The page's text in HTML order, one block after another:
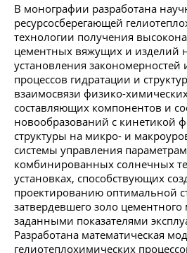
В монографии разработана
ресурсосберегающей
технологии получения
цементных вяжущих и изделий
установления закономерностей
процессов гидратации и
взаимосвязи физико-
составляющих компонентов и
новообразований с кинетикой
структуры на микро- и
системы управления
комбинированных солнечных
установках, способствующих
проектированию оптимальной
затвердевшего золо цементного
заданными показателями
Разработана математическая
гелиотеплохимических